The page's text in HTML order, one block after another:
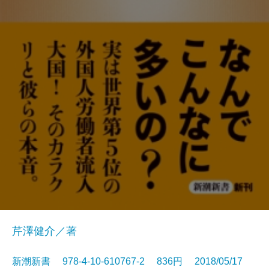
芹澤健介／著
新潮新書 978-4-10-610767-2 836円 2018/05/17